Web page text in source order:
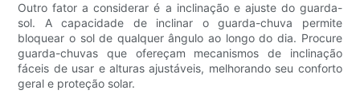
Outro fator a considerar é a inclinação e ajuste do guarda-
sol. A capacidade de inclinar o guarda-chuva permite
bloquear o sol de qualquer ângulo ao longo do dia. Procure
guarda-chuvas que ofereçam mecanismos de inclinação
fáceis de usar e alturas ajustáveis, melhorando seu conforto
geral e proteção solar.